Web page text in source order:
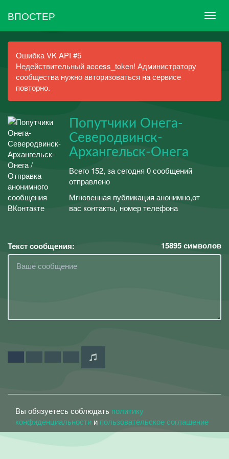
ВПОСТЕР
Ошибка VK API #5
Недействительный access_token! Администратору
сообщества нужно авторизоваться на сервисе
повторно.
Попутчики Онега-
Северодвинск-
Архангельск-Онега
Всего 152, за сегодня 0 сообщений
отправлено
Мгновенная публикация анонимно,от
вас контакты, номер телефона
Текст сообщения: 15895символов
Вы обязуетесь соблюдать политику
конфиденциальности и пользовательское соглашение